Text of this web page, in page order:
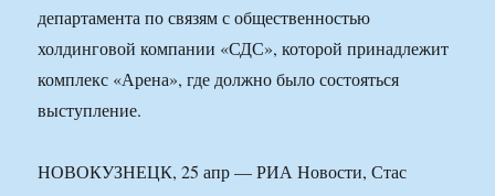
департамента по связям с общественностью
холдинговой компании «СДС», которой принадлежит
комплекс «Арена», где должно было состояться
выступление.
НОВОКУЗНЕЦК, 25 апр — РИА Новости, Стас